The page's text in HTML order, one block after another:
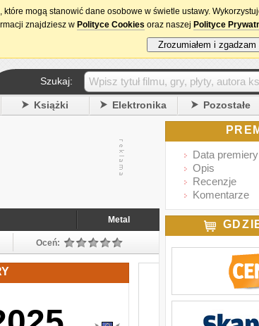
15. urodziny DataPremiery.pl
Szukaj:
Książki Elektronika Pozostałe
Metal
Oceń:
Data premiery
Opis
Recenzje
Komentarze
mogą stanowić dane osobowe w świetle ustawy.
znajdziesz w Polityce Cookies oraz naszej Polityce
Zrozumiałem i zgadzam